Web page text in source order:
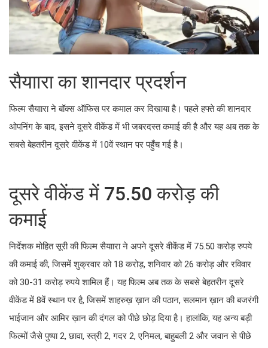
सैयाारा का शानदार प्रदर्शन
फिल्म सैयाारा ने बॉक्स ऑफिस पर कमाल कर दिखाया है। पहले हफ्ते की शानदार
ओपनिंग के बाद, इसने दूसरे वीकेंड में भी जबरदस्त कमाई की है और यह अब तक के
सबसे बेहतरीन दूसरे वीकेंड में 10वें स्थान पर पहुँच गई है।
दूसरे वीकेंड में 75.50 करोड़ की
कमाई
निर्देशक मोहित सूरी की फिल्म सैयाारा ने अपने दूसरे वीकेंड में 75.50 करोड़ रुपये
की कमाई की, जिसमें शुक्रवार को 18 करोड़, शनिवार को 26 करोड़ और रविवार
को 30-31 करोड़ रुपये शामिल हैं। यह फिल्म अब तक के सबसे बेहतरीन दूसरे
वीकेंड में 8वें स्थान पर है, जिसमें शाहरुख़ ख़ान की पठान, सलमान ख़ान की बजरंगी
भाईजान और आमिर ख़ान की दंगल को पीछे छोड़ दिया है। हालांकि, यह अन्य बड़ी
फिल्मों जैसे पुष्पा 2, छावा, स्त्री 2, गदर 2, एनिमल, बाहुबली 2 और जवान से पीछे